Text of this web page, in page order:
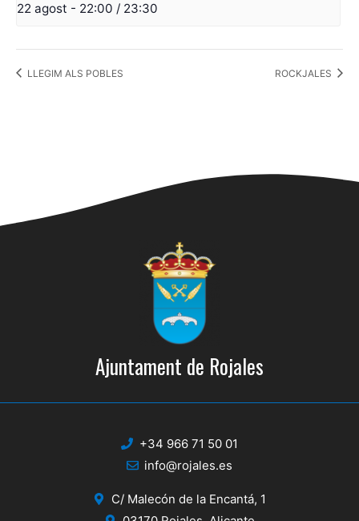
22 agost - 22:00 / 23:30
LLEGIM ALS POBLES ROCKJALES
Ajuntament de Rojales
+34 966 71 50 01
info@rojales.es
C/ Malecón de la Encantá, 1